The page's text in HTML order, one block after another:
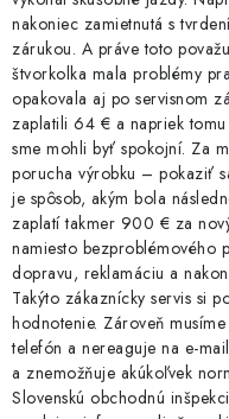
nakoniec zamietnutá s
zárukou. A práve toto
štvorkolka mala problémy
opakovala aj po servisnom
zaplatili 64 € a napriek
sme mohli byť spokojní. Za
porucha výrobku – pokaziť
je spôsob, akým bola
zaplatí takmer 900 € za
namiesto bezproblémového
dopravu, reklamáciu a
Takýto zákaznícky servis si
hodnotenie. Zároveň
telefón a nereaguje na e-
a znemožňuje akúkoľvek
Slovenskú obchodnú